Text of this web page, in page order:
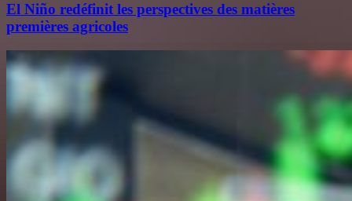
El Niño redéfinit les perspectives des matières
premières agricoles